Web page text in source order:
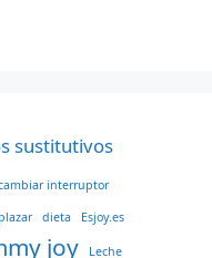
sustitutivos
interruptor
dieta Esjoy.es
joy Leche